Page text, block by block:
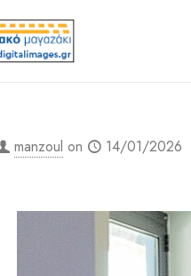
manzoul on 14/01/2026